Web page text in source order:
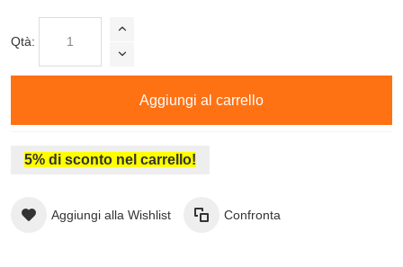
Qtà:
Aggiungi al carrello
5% di sconto nel carrello!
Aggiungi alla Wishlist Confronta